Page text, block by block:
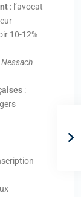
: l’avocat
10-12%
Nessach
: